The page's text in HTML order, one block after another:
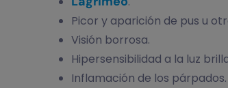
Picor y aparición de pus u
Visión borrosa.
Hipersensibilidad a la luz
Inflamación de los párpados.